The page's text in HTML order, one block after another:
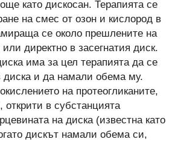
като дискосан. Терапията се
на смес от озон и кислород в
се около прешлените на
директно в засегнатия диск.
има за цел терапията да се
диска и да намали обема му.
на протеогликаните,
открити в субстанцията
на диска (известна като
дискът намали обема си,